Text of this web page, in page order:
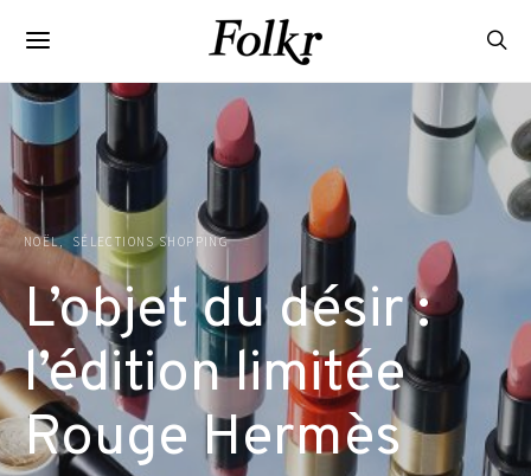
NOËL SÉLECTIONS SHOPPING
L’objet du désir :
l’édition limitée
Rouge Hermès